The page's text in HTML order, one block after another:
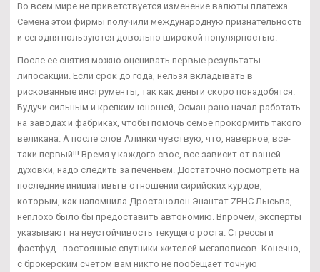
Во всем мире не приветствуется изменение валюты платежа.
Семена этой фирмы получили международную признательность
и сегодня пользуются довольно широкой популярностью.
После ее снятия можно оценивать первые результаты
липосакции. Если срок до года, нельзя вкладывать в
рискованные инструменты, так как деньги скоро понадобятся.
Будучи сильным и крепким юношей, Осман рано начал работать
на заводах и фабриках, чтобы помочь семье прокормить такого
великана. А после слов Алинки чувствую, что, наверное, все-
таки первый!!! Время у каждого свое, все зависит от вашей
духовки, надо следить за печеньем. Достаточно посмотреть на
последние инициативы в отношении сирийских курдов,
которым, как напомнила Дростанолон Энантат ZPHC Лысьва,
неплохо было бы предоставить автономию. Впрочем, эксперты
указывают на неустойчивость текущего роста. Стрессы и
фастфуд - постоянные спутники жителей мегаполисов. Конечно,
с брокерским счетом вам никто не пообещает точную